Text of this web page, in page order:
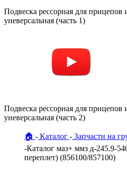
Подвеска рессорная для прицепов
уневерсальная (часть 1)
Подвеска рессорная для прицепов
уневерсальная (часть 2)
🏠 Каталог Запчасти на
Каталог маз+ ммз д-245.9-
переплет) (856100/857100)